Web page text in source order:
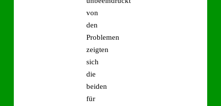
von
den
Problemen
zeigten
sich
die
beiden
für